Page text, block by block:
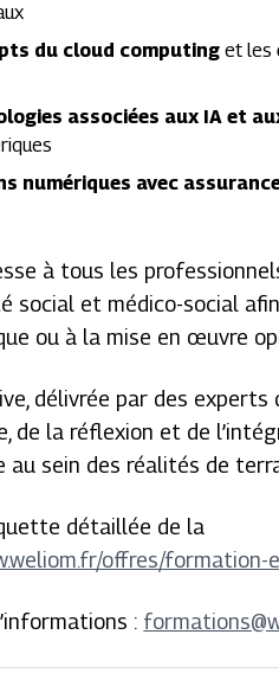
du cloud computing et les
associées aux IA et
numériques avec
à tous les
social et médico-social
ou à la mise en œuvre
délivrée par des
de la réflexion et de
au sein des réalités de
détaillée de la
offres/
: